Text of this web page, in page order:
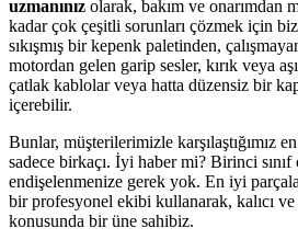
uzmanınız olarak, bakım ve onarımdan
kadar çok çeşitli sorunları çözmek için
sıkışmış bir kepenk paletinden,
motordan gelen garip sesler, kırık veya
çatlak kablolar veya hatta düzensiz bir
içerebilir.
Bunlar, müşterilerimizle karşılaştığımız
sadece birkaçı. İyi haber mi? Birinci
endişelenmenize gerek yok. En iyi
bir profesyonel ekibi kullanarak, kalıcı
konusunda bir üne sahibiz.